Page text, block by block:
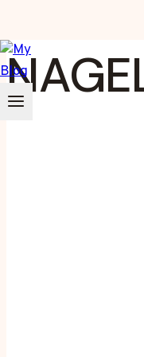
Zum
Inhalt
springen